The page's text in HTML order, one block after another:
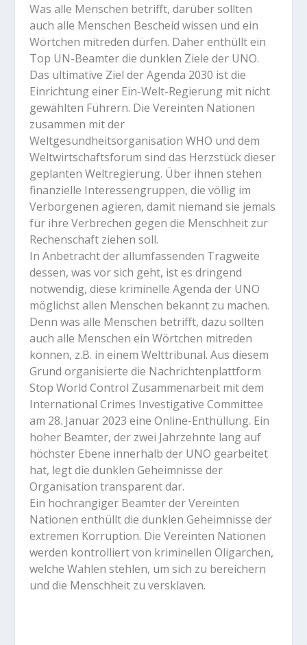
Was alle Menschen betrifft, darüber sollten
auch alle Menschen Bescheid wissen und ein
Wörtchen mitreden dürfen. Daher enthüllt ein
Top UN-Beamter die dunklen Ziele der UNO.
Das ultimative Ziel der Agenda 2030 ist die
Einrichtung einer Ein-Welt-Regierung mit nicht
gewählten Führern. Die Vereinten Nationen
zusammen mit der
Weltgesundheitsorganisation WHO und dem
Weltwirtschaftsforum sind das Herzstück dieser
geplanten Weltregierung. Über ihnen stehen
finanzielle Interessengruppen, die völlig im
Verborgenen agieren, damit niemand sie jemals
für ihre Verbrechen gegen die Menschheit zur
Rechenschaft ziehen soll.
In Anbetracht der allumfassenden Tragweite
dessen, was vor sich geht, ist es dringend
notwendig, diese kriminelle Agenda der UNO
möglichst allen Menschen bekannt zu machen.
Denn was alle Menschen betrifft, dazu sollten
auch alle Menschen ein Wörtchen mitreden
können, z.B. in einem Welttribunal. Aus diesem
Grund organisierte die Nachrichtenplattform
Stop World Control Zusammenarbeit mit dem
International Crimes Investigative Committee
am 28. Januar 2023 eine Online-Enthüllung. Ein
hoher Beamter, der zwei Jahrzehnte lang auf
höchster Ebene innerhalb der UNO gearbeitet
hat, legt die dunklen Geheimnisse der
Organisation transparent dar.
Ein hochrangiger Beamter der Vereinten
Nationen enthüllt die dunklen Geheimnisse der
extremen Korruption. Die Vereinten Nationen
werden kontrolliert von kriminellen Oligarchen,
welche Wahlen stehlen, um sich zu bereichern
und die Menschheit zu versklaven.